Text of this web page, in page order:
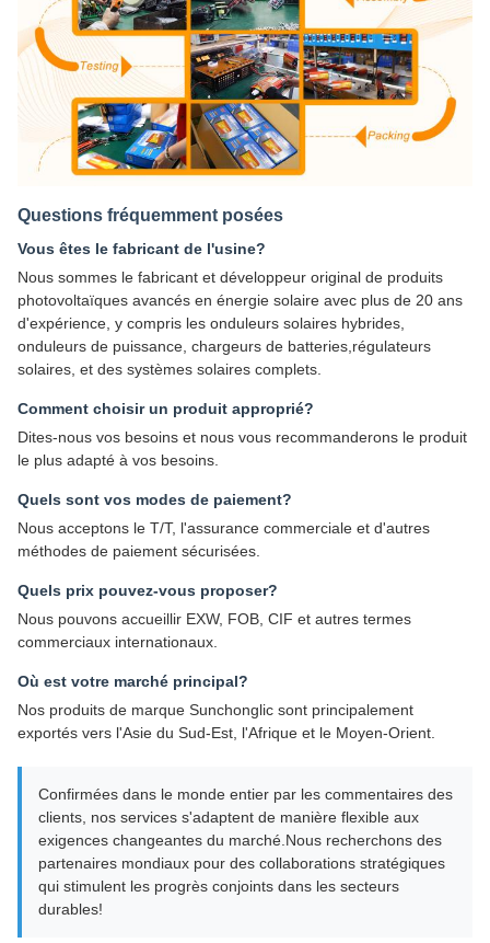
Questions fréquemment posées
Vous êtes le fabricant de l'usine?
Nous sommes le fabricant et développeur original de produits
photovoltaïques avancés en énergie solaire avec plus de 20 ans
d'expérience, y compris les onduleurs solaires hybrides,
onduleurs de puissance, chargeurs de batteries,régulateurs
solaires, et des systèmes solaires complets.
Comment choisir un produit approprié?
Dites-nous vos besoins et nous vous recommanderons le produit
le plus adapté à vos besoins.
Quels sont vos modes de paiement?
Nous acceptons le T/T, l'assurance commerciale et d'autres
méthodes de paiement sécurisées.
Quels prix pouvez-vous proposer?
Nous pouvons accueillir EXW, FOB, CIF et autres termes
commerciaux internationaux.
Où est votre marché principal?
Nos produits de marque Sunchonglic sont principalement
exportés vers l'Asie du Sud-Est, l'Afrique et le Moyen-Orient.
Confirmées dans le monde entier par les commentaires des
clients, nos services s'adaptent de manière flexible aux
exigences changeantes du marché.Nous recherchons des
partenaires mondiaux pour des collaborations stratégiques
qui stimulent les progrès conjoints dans les secteurs
durables!